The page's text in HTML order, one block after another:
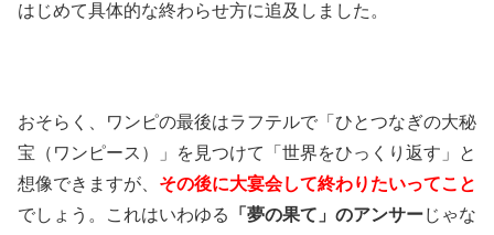
はじめて具体的な終わらせ方に追及しました。
おそらく、ワンピの最後はラフテルで「ひとつなぎの大秘
宝（ワンピース）」を見つけて「世界をひっくり返す」と
想像できますが、 その後に大宴会して終わりたいってこと
でしょう。これはいわゆる
「夢の果て」のアンサーじゃな